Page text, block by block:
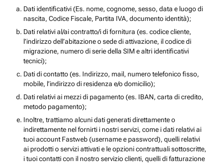
Dati identificativi (Es. nome, cognome, sesso, data e luogo di
nascita, Codice Fiscale, Partita IVA, documento identità);
Dati relativi al/ai contratto/i di fornitura (es. codice cliente,
l’indirizzo dell’abitazione o sede di attivazione, il codice di
migrazione, numero di serie della SIM e altri identificativi
tecnici);
Dati di contatto (es. Indirizzo, mail, numero telefonico fisso,
mobile, l’indirizzo di residenza e/o domicilio);
Dati relativi ai mezzi di pagamento (es. IBAN, carta di credito,
metodo pagamento);
Inoltre, trattiamo alcuni dati generati direttamente o
indirettamente nel fornirti i nostri servizi, come i dati relativi ai
tuoi account Fastweb (username e password), quelli relativi
ai prodotti o servizi attivati e le opzioni contrattuali sottoscritte,
i tuoi contatti con il nostro servizio clienti, quelli di fatturazione